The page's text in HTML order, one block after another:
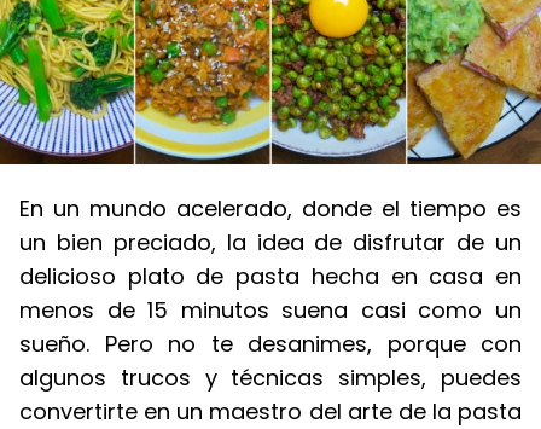
En un mundo acelerado, donde el tiempo es
un bien preciado, la idea de disfrutar de un
delicioso plato de pasta hecha en casa en
menos de 15 minutos suena casi como un
sueño. Pero no te desanimes, porque con
algunos trucos y técnicas simples, puedes
convertirte en un maestro del arte de la pasta